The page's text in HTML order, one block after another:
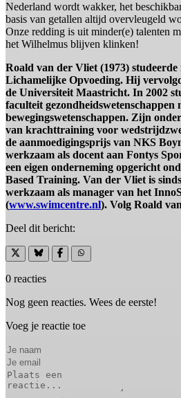
Nederland wordt wakker, het
basis van getallen altijd overvleugeld
Onze redding is uit minder(e) talenten
het Wilhelmus blijven klinken!
Roald van der Vliet (1973)
Lichamelijke Opvoeding. Hij
de Universiteit Maastricht. In 2002
faculteit
bewegingswetenschappen. Zijn
van krachttraining voor
de aanmoedigingsprijs van NKS
werkzaam als docent aan Fontys
een eigen onderneming opgericht
Based Training. Van der Vliet is
werkzaam als manager van het
(www.swimcentre.nl). Volg Roald
Deel dit bericht:
0 reacties
Nog geen reacties. Wees de eerste!
Voeg je reactie toe